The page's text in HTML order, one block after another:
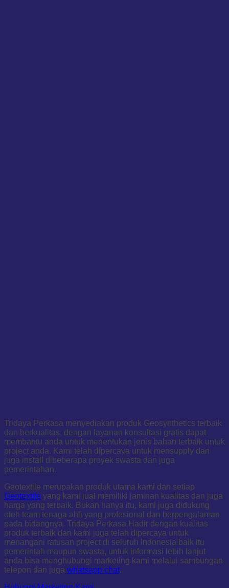
Tridaya Perkasa menyediakan produk Geosynthetics terbaik
dan berkualitas, dengan layanan konsultasi gratis dapat
membantu anda untuk menentukan jenis bahan terbaik untuk
project anda. Kami telah dipercaya untuk mensupply dan
juga install dibeberapa proyek swasta dan juga
pemerintahan.
Geotextile merupakan produk utama kami dan setiap
Geotextile yang kami jual memiliki jaminan kualitas dan juga
harga yang terbaik. Bukan hanya itu, kami juga didukung
oleh team tenaga ahli yang profesional dan berpengalaman
pada bidangnya. Tridaya Perkasa Hadir dengan kualitas
produk terbaik dan kami juga telah dipercaya untuk
menangani ratusan project di seluruh Indonesia baik itu
pemerintah maupun swasta, untuk informasi lebih lanjut
anda bisa menghubungi marketing kami melalui sambungan
telepon dan juga whatsapp chat.